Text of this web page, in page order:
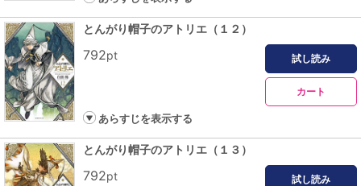
とんがり帽子のアトリエ（１２）
792pt 試し読み
カート
あらすじを表示する
とんがり帽子のアトリエ（１３）
792pt 試し読み